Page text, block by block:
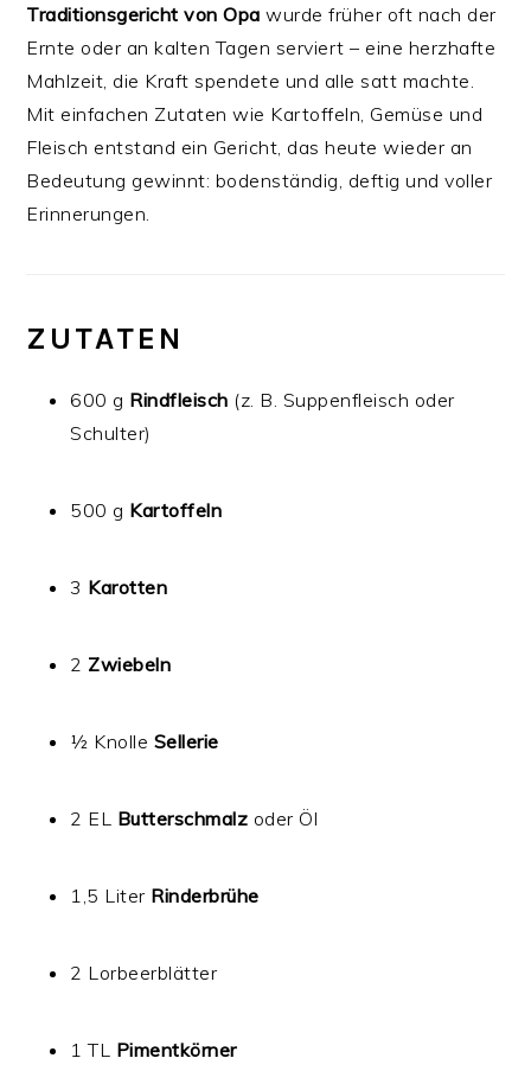
Traditionsgericht von Opa wurde früher oft nach der
Ernte oder an kalten Tagen serviert – eine herzhafte
Mahlzeit, die Kraft spendete und alle satt machte.
Mit einfachen Zutaten wie Kartoffeln, Gemüse und
Fleisch entstand ein Gericht, das heute wieder an
Bedeutung gewinnt: bodenständig, deftig und voller
Erinnerungen.
ZUTATEN
600 g Rindfleisch (z. B. Suppenfleisch oder
Schulter)
500 g Kartoffeln
3 Karotten
2 Zwiebeln
½ Knolle Sellerie
2 EL Butterschmalz oder Öl
1,5 Liter Rinderbrühe
2 Lorbeerblätter
1 TL Pimentkörner